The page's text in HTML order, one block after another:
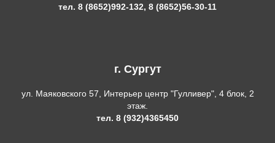
тел. 8 (8652)992-132, 8 (8652)56-30-11
г. Сургут
ул. Маяковского 57, Интерьер центр "Гулливер", 4 блок, 2
этаж.
тел. 8 (932)4365450